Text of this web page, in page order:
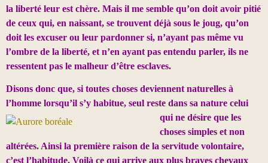
la liberté leur est chère. Mais il me semble qu’on doit avoir pitié
de ceux qui, en naissant, se trouvent déjà sous le joug, qu’on
doit les excuser ou leur pardonner si, n’ayant pas même vu
l’ombre de la liberté, et n’en ayant pas entendu parler, ils ne
ressentent pas le malheur d’être esclaves.
Disons donc que, si toutes choses deviennent naturelles à
l’homme lorsqu’il s’y habitue, seul reste dans sa nature celui
qui ne désire que les
choses simples et non
altérées. Ainsi la première raison de la servitude volontaire,
c’est l’habitude. Voilà ce qui arrive aux plus braves chevaux